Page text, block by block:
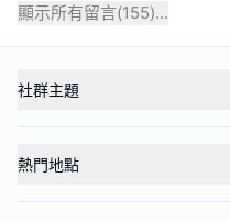
顯示所有留言(155)...
社群主題
熱門地點